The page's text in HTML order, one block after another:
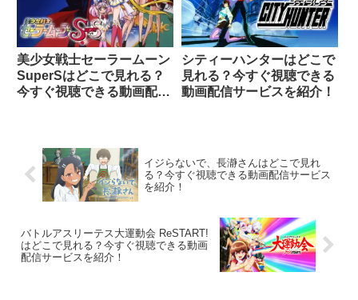
美少女戦士セーラームーン
SuperSはどこで見れる？
今すぐ視聴できる動画配信
シティーハンターはどこで
見れる？今すぐ視聴できる
動画配信サービスを紹介！
イジらないで、長瀞さんはどこで見れ
る？今すぐ視聴できる動画配信サービス
を紹介！
バトルアスリーテス大運動会 ReSTART!
はどこで見れる？今すぐ視聴できる動画
配信サービスを紹介！